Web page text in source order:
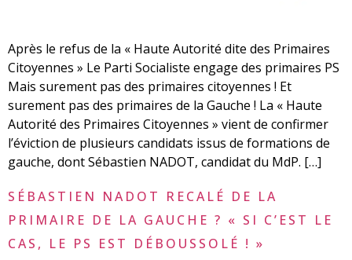
Après le refus de la « Haute Autorité dite des Primaires
Citoyennes » Le Parti Socialiste engage des primaires PS
Mais surement pas des primaires citoyennes ! Et
surement pas des primaires de la Gauche ! La « Haute
Autorité des Primaires Citoyennes » vient de confirmer
l’éviction de plusieurs candidats issus de formations de
gauche, dont Sébastien NADOT, candidat du MdP. […]
SÉBASTIEN NADOT RECALÉ DE LA
PRIMAIRE DE LA GAUCHE ? « SI C’EST LE
CAS, LE PS EST DÉBOUSSOLÉ ! »